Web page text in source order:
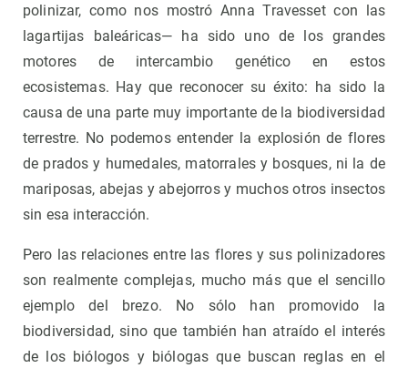
polinizar, como nos mostró Anna Travesset con las
lagartijas baleáricas— ha sido uno de los grandes
motores de intercambio genético en estos
ecosistemas. Hay que reconocer su éxito: ha sido la
causa de una parte muy importante de la biodiversidad
terrestre. No podemos entender la explosión de flores
de prados y humedales, matorrales y bosques, ni la de
mariposas, abejas y abejorros y muchos otros insectos
sin esa interacción.
Pero las relaciones entre las flores y sus polinizadores
son realmente complejas, mucho más que el sencillo
ejemplo del brezo. No sólo han promovido la
biodiversidad, sino que también han atraído el interés
de los biólogos y biólogas que buscan reglas en el